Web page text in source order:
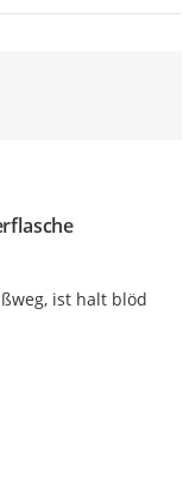
ist halt blöd